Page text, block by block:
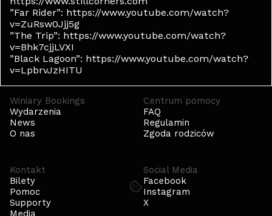
”Far Rider”: https://www.youtube.com/watch?
v=ZuRsw0Jjj5g
”The Trip”: https://www.youtube.com/watch?
v=Bhk7cjjLVXI
”Black Lagoon”: https://www.youtube.com/watch?
v=LpbrvJzHITU
Winiary Bookings
Wydarzenia
News
O nas
Centrum pomocy
FAQ
Regulamin
Zgoda rodziców
Kontakt
Bilety
Pomoc
Supporty
Media
Social Media
Facebook
Instagram
X